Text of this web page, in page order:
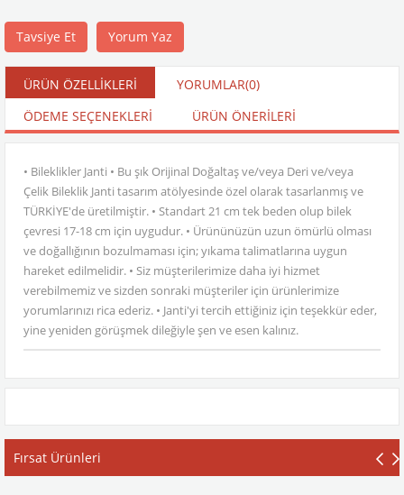
Tavsiye Et Yorum Yaz
ÜRÜN ÖZELLIKLERI YORUMLAR(0)
ÖDEME SEÇENEKLERI
ÜRÜN ÖNERILERI
• Bileklikler Janti • Bu şık Orijinal Doğaltaş ve/veya Deri ve/veya
Çelik Bileklik Janti tasarım atölyesinde özel olarak tasarlanmış ve
TÜRKİYE'de üretilmiştir. • Standart 21 cm tek beden olup bilek
çevresi 17-18 cm için uygudur. • Ürününüzün uzun ömürlü olması
ve doğallığının bozulmaması için; yıkama talimatlarına uygun
hareket edilmelidir. • Siz müşterilerimize daha iyi hizmet
verebilmemiz ve sizden sonraki müşteriler için ürünlerimize
yorumlarınızı rica ederiz. • Janti'yi tercih ettiğiniz için teşekkür eder,
yine yeniden görüşmek dileğiyle şen ve esen kalınız.
Fırsat Ürünleri